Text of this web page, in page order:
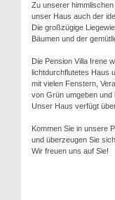
Zu unserer
unser Haus auch der
Die großzügige
Bäumen und der
Die Pension Villa Irene
lichtdurchflutetes Haus
mit vielen Fenstern,
von Grün umgeben und
Unser Haus verfügt
Kommen Sie in unsere
und überzeugen Sie
Wir freuen uns auf Sie!